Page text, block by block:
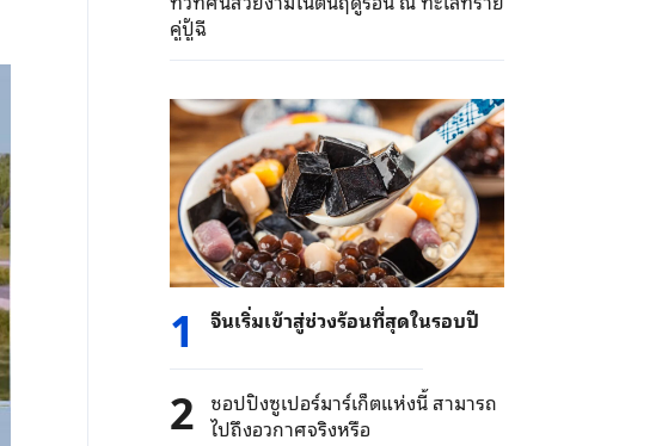
คู่ปู้ฉี
1 จีนเริ่มเข้าสู่ช่วงร้อนที่สุดในรอบปี
2 ชอปปิงซูเปอร์มาร์เก็ตแห่งนี้ สามารถ
ไปถึงอวกาศจริงหรือ